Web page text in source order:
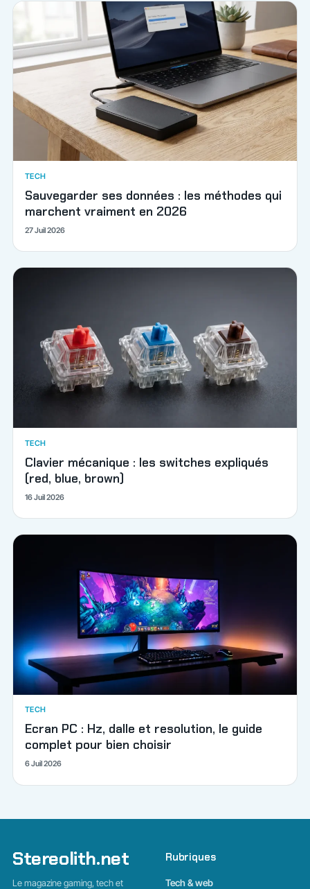
TECH
Sauvegarder ses données : les méthodes qui
marchent vraiment en 2026
27 Juil 2026
TECH
Clavier mécanique : les switches expliqués
(red, blue, brown)
16 Juil 2026
TECH
Ecran PC : Hz, dalle et resolution, le guide
complet pour bien choisir
6 Juil 2026
Stereolith.net
Le magazine gaming, tech et
Rubriques
Tech & web